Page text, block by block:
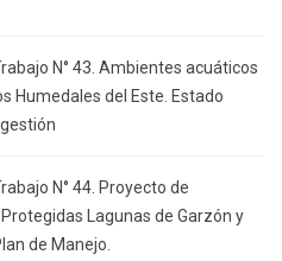
N° 43. Ambientes acuáticos
Humedales del Este. Estado
N° 44. Proyecto de
Lagunas de Garzón y
de Manejo.